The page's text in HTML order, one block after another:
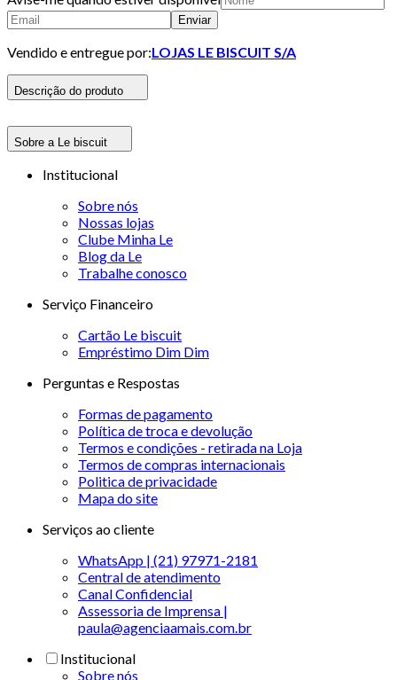
Enviar
Vendido e entregue por:LOJAS LE BISCUIT S/A
Descrição do produto
Sobre a Le biscuit
Institucional
Sobre nós
Nossas lojas
Clube Minha Le
Blog da Le
Trabalhe conosco
Serviço Financeiro
Cartão Le biscuit
Empréstimo Dim Dim
Perguntas e Respostas
Formas de pagamento
Política de troca e devolução
Termos e condições - retirada na Loja
Termos de compras internacionais
Politica de privacidade
Mapa do site
Serviços ao cliente
WhatsApp | (21) 97971-2181
Central de atendimento
Canal Confidencial
Assessoria de Imprensa |
paula@agenciaamais.com.br
Institucional
Sobre nós